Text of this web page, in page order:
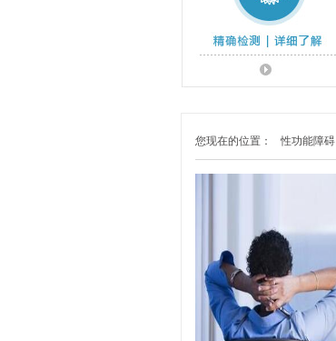
龟头炎 尿道炎 睾丸炎|附睾炎
您现在的位置： 性功能障碍